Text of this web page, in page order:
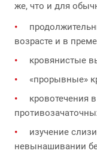
же, что и для
возрасте и в
кровянистые
«прорывные»
кровотечения
изучение
невынашивании